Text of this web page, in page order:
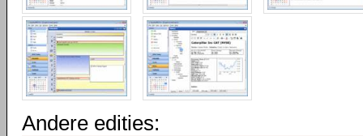
Andere edities: